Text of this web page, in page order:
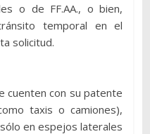
o de FF.AA., o bien,
temporal en el
solicitud.
cuenten con su patente
taxis o camiones),
en espejos laterales